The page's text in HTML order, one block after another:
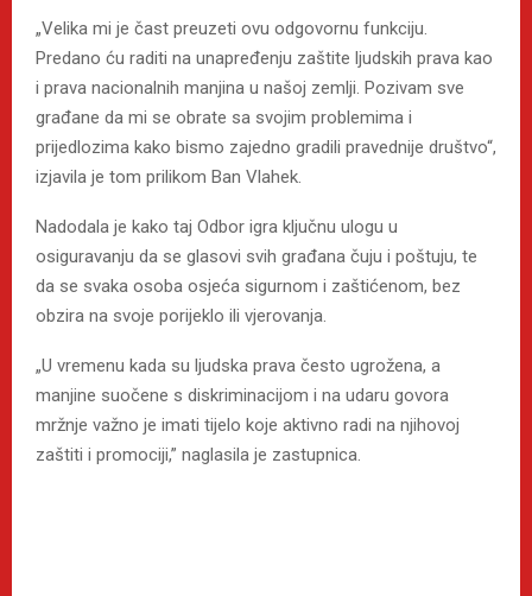
„Velika mi je čast preuzeti ovu odgovornu funkciju.
Predano ću raditi na unapređenju zaštite ljudskih prava kao
i prava nacionalnih manjina u našoj zemlji. Pozivam sve
građane da mi se obrate sa svojim problemima i
prijedlozima kako bismo zajedno gradili pravednije društvo“,
izjavila je tom prilikom Ban Vlahek.
Nadodala je kako taj Odbor igra ključnu ulogu u
osiguravanju da se glasovi svih građana čuju i poštuju, te
da se svaka osoba osjeća sigurnom i zaštićenom, bez
obzira na svoje porijeklo ili vjerovanja.
„U vremenu kada su ljudska prava često ugrožena, a
manjine suočene s diskriminacijom i na udaru govora
mržnje važno je imati tijelo koje aktivno radi na njihovoj
zaštiti i promociji,” naglasila je zastupnica.